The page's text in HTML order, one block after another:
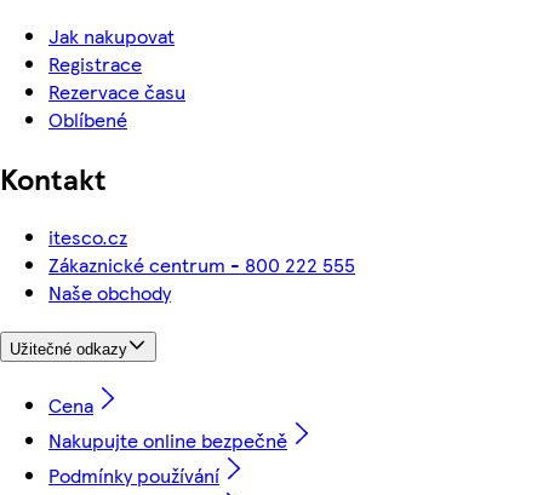
Jak nakupovat
Registrace
Rezervace času
Oblíbené
Kontakt
itesco.cz
Zákaznické centrum - 800 222 555
Naše obchody
Užitečné odkazy
Cena
Nakupujte online bezpečně
Podmínky používání